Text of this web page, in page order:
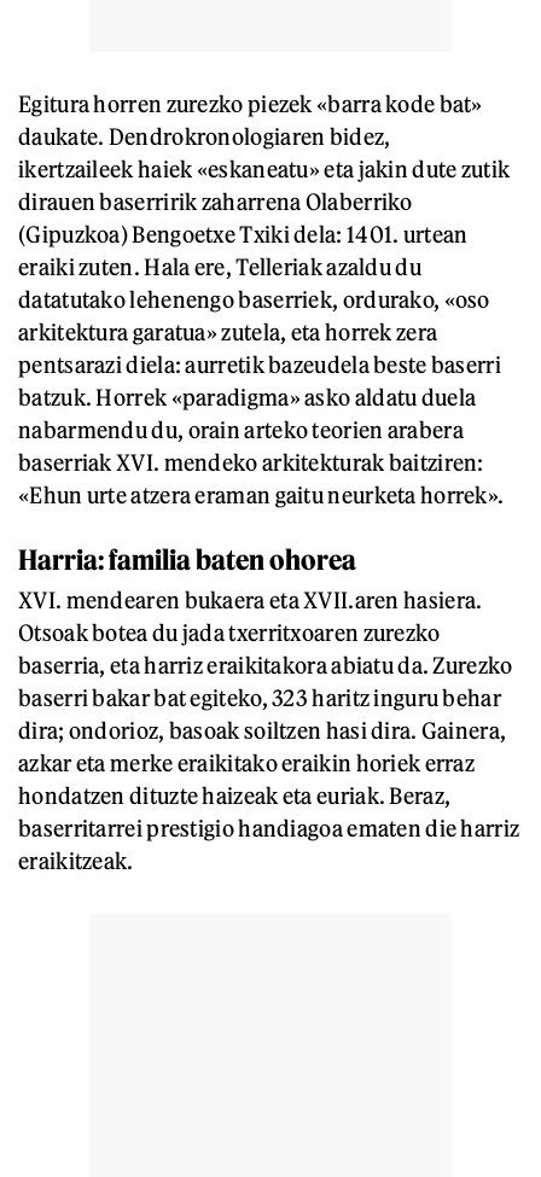
Egitura horren zurezko piezek «barra kode bat»
daukate. Dendrokronologiaren bidez,
ikertzaileek haiek «eskaneatu» eta jakin dute zutik
dirauen baserririk zaharrena Olaberriko
(Gipuzkoa) Bengoetxe Txiki dela: 1401. urtean
eraiki zuten. Hala ere, Telleriak azaldu du
datatutako lehenengo baserriek, ordurako, «oso
arkitektura garatua» zutela, eta horrek zera
pentsarazi diela: aurretik bazeudela beste baserri
batzuk. Horrek «paradigma» asko aldatu duela
nabarmendu du, orain arteko teorien arabera
baserriak XVI. mendeko arkitekturak baitziren:
«Ehun urte atzera eraman gaitu neurketa horrek».
Harria: familia baten ohorea
XVI. mendearen bukaera eta XVII.aren hasiera.
Otsoak botea du jada txerritxoaren zurezko
baserria, eta harriz eraikitakora abiatu da. Zurezko
baserri bakar bat egiteko, 323 haritz inguru behar
dira; ondorioz, basoak soiltzen hasi dira. Gainera,
azkar eta merke eraikitako eraikin horiek erraz
hondatzen dituzte haizeak eta euriak. Beraz,
baserritarrei prestigio handiagoa ematen die harriz
eraikitzeak.